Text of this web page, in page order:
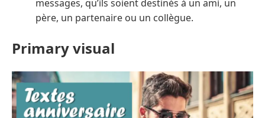
messages, qu’ils soient destinés à un ami, un
père, un partenaire ou un collègue.
Primary visual